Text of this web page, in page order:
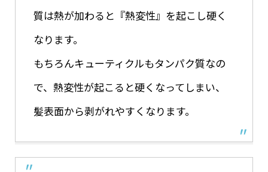
質は熱が加わると『熱変性』を起こし硬く
なります。
もちろんキューティクルもタンパク質なの
で、熱変性が起こると硬くなってしまい、
髪表面から剥がれやすくなります。